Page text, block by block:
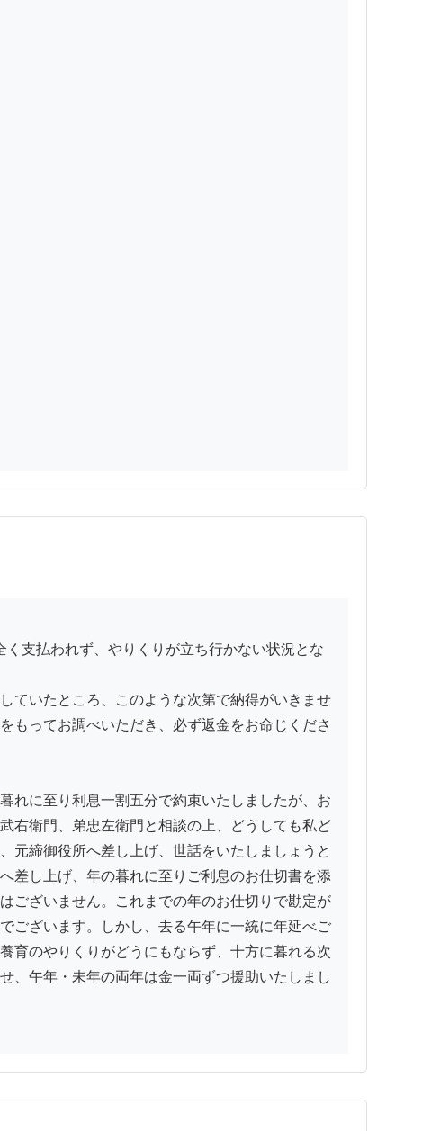
ていたところ、このような次第で納得がいきませ
もってお調べいただき、必ず返金をお命じくださ
れに至り利息一割五分で約束いたしましたが、お
右衛門、弟忠左衛門と相談の上、どうしても私ど
元締御役所へ差し上げ、世話をいたしましょうと
差し上げ、年の暮れに至りご利息のお仕切書を添
ございません。これまでの年のお仕切りで勘定が
ございます。しかし、去る午年に一統に年延べご
育のやりくりがどうにもならず、十方に暮れる次
、午年・未年の両年は金一両ずつ援助いたしまし